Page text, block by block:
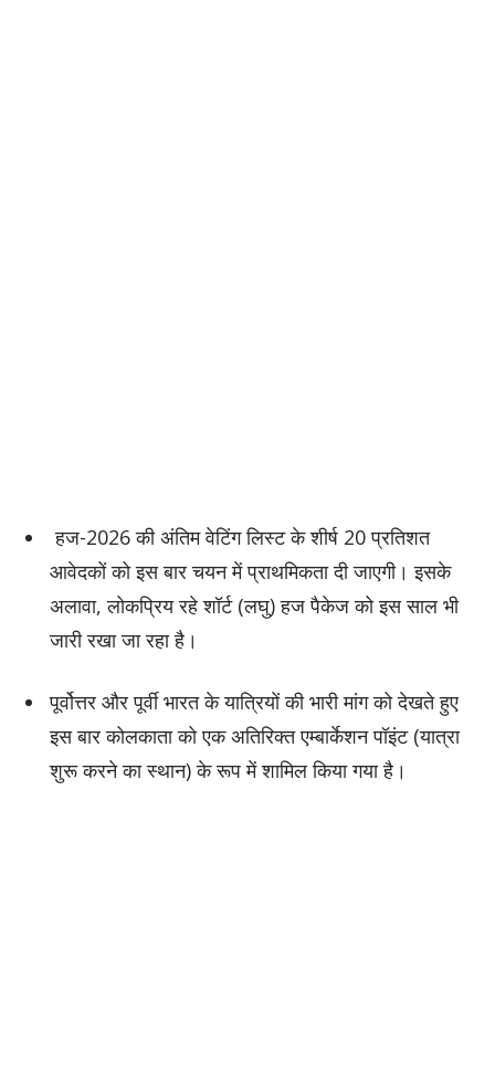
हज-2026 की अंतिम वेटिंग लिस्ट के शीर्ष 20 प्रतिशत
आवेदकों को इस बार चयन में प्राथमिकता दी जाएगी। इसके
अलावा, लोकप्रिय रहे शॉर्ट (लघु) हज पैकेज को इस साल भी
जारी रखा जा रहा है।
पूर्वोत्तर और पूर्वी भारत के यात्रियों की भारी मांग को देखते हुए
इस बार कोलकाता को एक अतिरिक्त एम्बार्केशन पॉइंट (यात्रा
शुरू करने का स्थान) के रूप में शामिल किया गया है।